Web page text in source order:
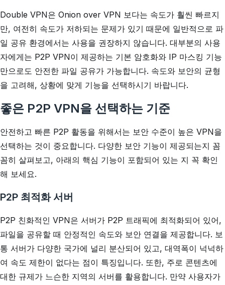
Double VPN은 Onion over VPN 보다는 속도가 훨씬 빠르지
만, 여전히 속도가 저하되는 문제가 있기 때문에 일반적으로 파
일 공유 환경에서는 사용을 권장하지 않습니다. 대부분의 사용
자에게는 P2P VPN이 제공하는 기본 암호화와 IP 마스킹 기능
만으로도 안전한 파일 공유가 가능합니다. 속도와 보안의 균형
을 고려해, 상황에 맞게 기능을 선택하시기 바랍니다.
좋은 P2P VPN을 선택하는 기준
안전하고 빠른 P2P 활동을 위해서는 보안 수준이 높은 VPN을
선택하는 것이 중요합니다. 다양한 보안 기능이 제공되는지 꼼
꼼히 살펴보고, 아래의 핵심 기능이 포함되어 있는 지 꼭 확인
해 보세요.
P2P 최적화 서버
P2P 친화적인 VPN은 서버가 P2P 트래픽에 최적화되어 있어,
파일을 공유할 때 안정적인 속도와 보안 연결을 제공합니다. 보
통 서버가 다양한 국가에 널리 분산되어 있고, 대역폭이 넉넉하
여 속도 제한이 없다는 점이 특징입니다. 또한, 주로 콘텐츠에
대한 규제가 느슨한 지역의 서버를 활용합니다. 만약 사용자가